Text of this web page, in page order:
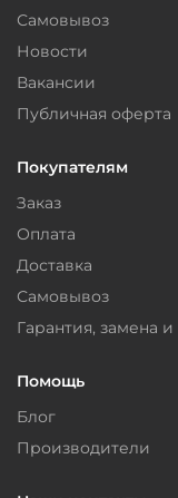
Самовывоз
Новости
Вакансии
Публичная оферта
Покупателям
Заказ
Оплата
Доставка
Самовывоз
Гарантия, замена и
Помощь
Блог
Производители